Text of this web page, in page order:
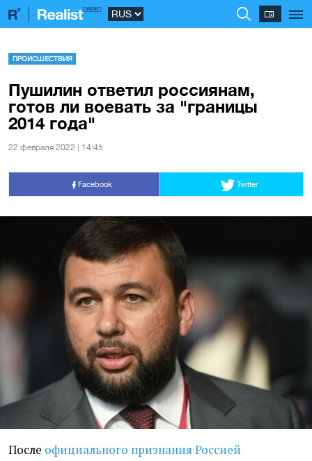
ПРОИСШЕСТВИЯ
Пушилин ответил россиянам,
готов ли воевать за "границы
2014 года"
22 февраля 2022 | 14:45
Facebook Twitter
После официального признания Россией